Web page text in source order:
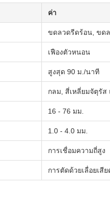
ค่า
ขดลวดรีดร้อน, ขด
เฟืองตัวหนอน
สูงสุด 90 ม./นาที
กลม, สี่เหลี่ยมจัตุรัส
16 - 76 มม.
1.0 - 4.0 มม.
การเชื่อมความถี่สูง
การตัดด้วยเลื่อยเสีย